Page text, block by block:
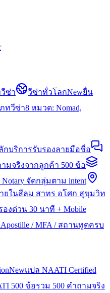
ซ่า วีซ่าทั่วโลกNewยื่น
ทวีซ่า8 หมวด: Nomad,
กบริการรับรองลายมือชื่อ
มจริงจากลูกค้า 500 ข้อ
จัดกลุ่มตาม intent
ยในสีลม สาทร อโศก สุขุมวิท
องด่วน 30 นาที + Mobile
Apostille / MFA / สถานทูตครบ
Newแปล NAATI Certified
500 ข้อรวม 500 คำถามจริง